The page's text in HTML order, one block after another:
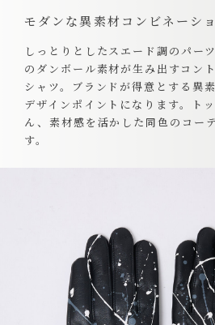
モダンな異素材コンビネーシ
しっとりとしたスエード調のパー
のダンボール素材が生み出すコン
シャツ。ブランドが得意とする異
デザインポイントになります。ト
ん、素材感を活かした同色のコー
す。